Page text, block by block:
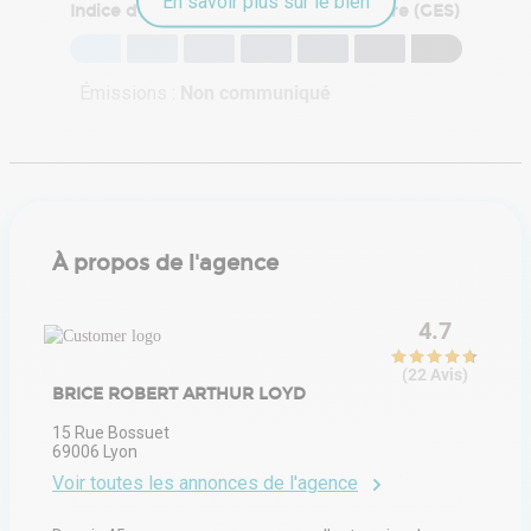
Indice d'émission de gaz à effet de serre (GES)
À propos de l'agence
BRICE ROBERT ARTHUR LOYD
4.7
(22 Avis)
15 Rue Bossuet
69006
Lyon
Voir toutes les annonces de l'agence